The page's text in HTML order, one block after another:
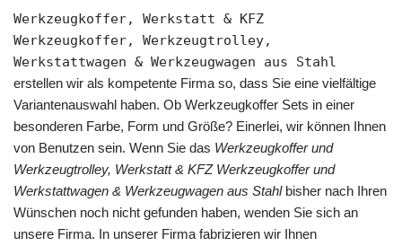
Werkzeugkoffer, Werkstatt & KFZ
Werkzeugkoffer, Werkzeugtrolley,
Werkstattwagen & Werkzeugwagen aus Stahl
erstellen wir als kompetente Firma so, dass Sie eine vielfältige
Variantenauswahl haben. Ob Werkzeugkoffer Sets in einer
besonderen Farbe, Form und Größe? Einerlei, wir können Ihnen
von Benutzen sein. Wenn Sie das Werkzeugkoffer und
Werkzeugtrolley, Werkstatt & KFZ Werkzeugkoffer und
Werkstattwagen & Werkzeugwagen aus Stahlbisher nach Ihren
Wünschen noch nicht gefunden haben, wenden Sie sich an
unsere Firma. In unserer Firma fabrizieren wir Ihnen